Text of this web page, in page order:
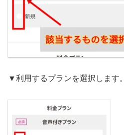
▼利用するプランを選択します。